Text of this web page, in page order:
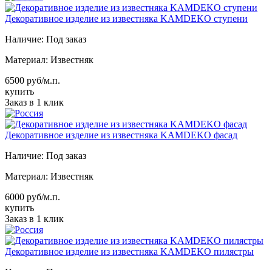
Декоративное изделие из известняка KAMDEKO ступени
Наличие: Под заказ
Материал: Известняк
6500 руб/м.п.
купить
Заказ в 1 клик
Декоративное изделие из известняка KAMDEKO фасад
Наличие: Под заказ
Материал: Известняк
6000 руб/м.п.
купить
Заказ в 1 клик
Декоративное изделие из известняка KAMDEKO пилястры